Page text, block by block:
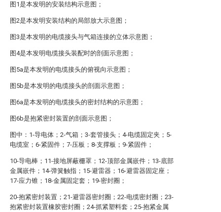
图1是本发明的安装结构示意图；
图2是本发明安装结构的局部放大示意图；
图3是本发明的电缆接头与气箱连接的立体示意图；
图4是本发明电缆接头装配时的剖面示意图；
图5a是本发明的电缆接头的俯视向示意图；
图5b是本发明的电缆接头的剖面示意图；
图6a是本发明的电缆接头的密封结构的示意图；
图6b是抱紧密封装置的剖面示意图；
图中：1-导电体；2-气箱；3-套管接头；4-电缆固定夹；5-
电缆室；6-紧固件；7-压板；8-支撑板；9-紧固件；
10-导电棒；11-接地屏蔽栅罩；12-顶部金属嵌件；13-底部
金属嵌件；14-弹簧触指；15-避雷器；16-避雷器固定座；
17-应力锥；18-金属固定套；19-密封圈；
20-抱紧密封装置；21-避雷器密封圈；22-电缆密封圈；23-
抱紧密封装置橡胶密封圈；24-抓紧塑料套；25-抱紧金属